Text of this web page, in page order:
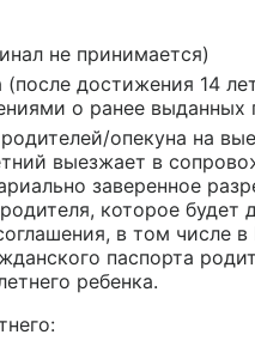
не принимается)
достижения 14
о ранее выданных
опекуна на
выезжает в
заверенное
которое будет
в том числе
паспорта
ребенка.